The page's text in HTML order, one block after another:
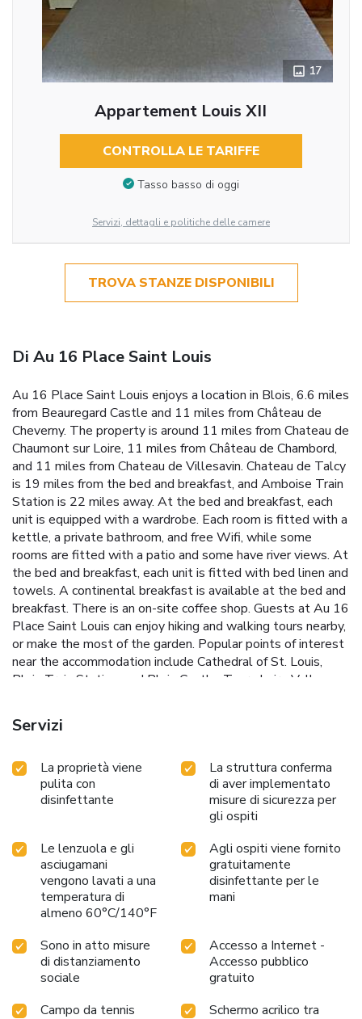
17
Appartement Louis XII
CONTROLLA LE TARIFFE
Tasso basso di oggi
Servizi, dettagli e politiche delle camere
TROVA STANZE DISPONIBILI
Di Au 16 Place Saint Louis
Au 16 Place Saint Louis enjoys a location in Blois, 6.6 miles
from Beauregard Castle and 11 miles from Château de
Cheverny. The property is around 11 miles from Chateau de
Chaumont sur Loire, 11 miles from Château de Chambord,
and 11 miles from Chateau de Villesavin. Chateau de Talcy
is 19 miles from the bed and breakfast, and Amboise Train
Station is 22 miles away. At the bed and breakfast, each
unit is equipped with a wardrobe. Each room is fitted with a
kettle, a private bathroom, and free Wifi, while some
rooms are fitted with a patio and some have river views. At
the bed and breakfast, each unit is fitted with bed linen and
towels. A continental breakfast is available at the bed and
breakfast. There is an on-site coffee shop. Guests at Au 16
Place Saint Louis can enjoy hiking and walking tours nearby,
or make the most of the garden. Popular points of interest
near the accommodation include Cathedral of St. Louis,
Blois Train Station, and Blois Castle. Tours Loire Valley
Servizi
La proprietà viene
pulita con
disinfettante
La struttura conferma
di aver implementato
misure di sicurezza per
gli ospiti
Le lenzuola e gli
asciugamani
vengono lavati a una
temperatura di
almeno 60°C/140°F
Agli ospiti viene fornito
gratuitamente
disinfettante per le
mani
Sono in atto misure
di distanziamento
sociale
Accesso a Internet -
Accesso pubblico
gratuito
Campo da tennis
Schermo acrilico tra